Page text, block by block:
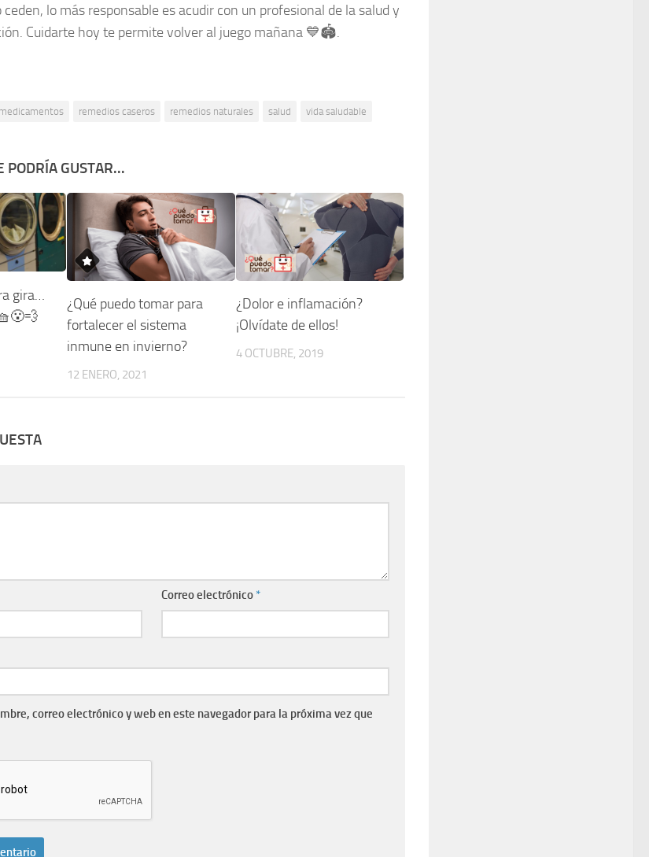
lo más responsable es acudir con un profesional de la salud y
Cuidarte hoy te permite volver al juego mañana 💙🏟️.
medicamentos remedios caseros remedios naturales salud vida saludable
PODRÍA GUSTAR...
gira…
¿Qué puedo tomar para
fortalecer el sistema
inmune en invierno?
12 ENERO, 2021
¿Dolor e inflamación?
¡Olvídate de ellos!
4 OCTUBRE, 2019
Correo electrónico *
correo electrónico y web en este navegador para la próxima vez que